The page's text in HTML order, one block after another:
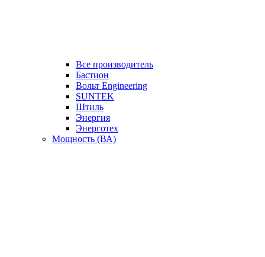
Все производитель
Бастион
Вольт Engineering
SUNTEK
Штиль
Энергия
Энерготех
Мощность (ВА)